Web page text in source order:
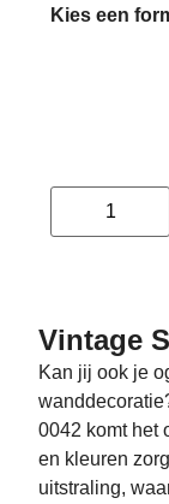
Kies een
Vintage
Kan jij ook je
0042 komt het
en kleuren
uitstraling,